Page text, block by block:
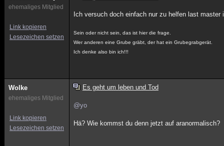
ehemaliges Mitglied
Link kopieren
Lesezeichen setzen
Ich versuch doch einfach nur zu helfen last
Sein oder nicht sein, das ist hier die frage.
Wer anderen eine Grube gräbt, der hat ein Grubegrabgerät.
Ich denke also bin ich!!!
Wolke
ehemaliges Mitglied
Link kopieren
Lesezeichen setzen
Es geht um leben und Tod
@yo
Hä? Wie kommst du denn jetzt auf aranormalisch?